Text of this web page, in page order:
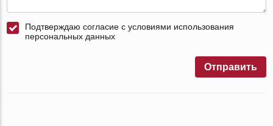
Подтверждаю согласие с условиями использования
персональных данных
Отправить